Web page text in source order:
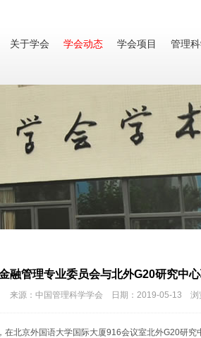
关于学会 学会动态 学会项目 管理
融管理专业委员会与北外G20研究
来源：中国管理科学学会 日期：2019-05-13 浏
，在北京外国语大学国际大厦916会议室北外G20研究